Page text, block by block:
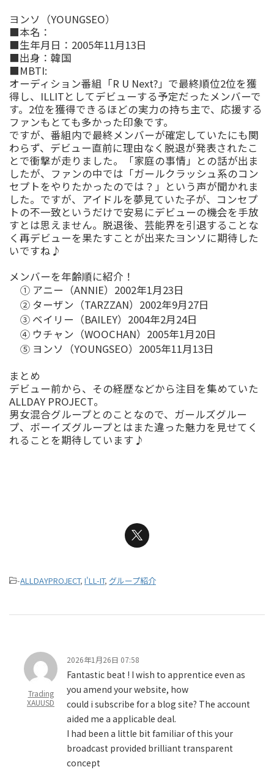
ヨンソ （YOUNGSEO）
■本名：
■生年月日： 2005年11月13日
■出身： 韓国
■MBTI:
オーディション番組「R U Next?」で最終順位2位を獲
得し、 ILLITとしてデビューする予定だったメンバーで
す。 2位を獲得できるほどの実力の持ち主で、応援する
ファンもとても多かった印象です。
ですが、番組内で最終メンバーが確定していたにも関
わらず、デビュー直前に理由なく脱退が発表されたこ
とで衝撃が走りました。「家庭の事情」との話が出ま
したが、ファンの中では「ガールクラッシュ系のコン
セプトをやりたかったのでは？」という声が聞かれま
した。ですが、アイドルを夢見ていた子が、コンセプ
トの不一致というだけで安易にデビューの機会を手放
すとは思えません。脱退後、芸能界を引退することな
く再デビューを果たすことが出来たヨンソに期待した
いですね ♪
メンバーを年齢順に紹介！
① アニー （ANNIE） 2002年1月23日
② ターザン （TARZZAN） 2002年9月27日
③ ベイリー （BAILEY） 2004年2月24日
④ ウチャン （WOOCHAN） 2005年1月20日
⑤ ヨンソ （YOUNGSEO） 2005年11月13日
まとめ
デビュー前から、その経歴などから注目を集めていた
ALLDAY PROJECT。
男女混合グループとのことなので、ガールズグルー
プ、ボーイズグループとはまた違った魅力を見せてく
れることを期待しています ♪
-ALLDAYPROJECT, I'LL-IT, グループ紹介
Trading
XAUUSD
2026年1月26日 07:58
Fantastic beat ! I wish to apprentice even as
you amend your website, how
could i subscribe for a blog site? The account
aided me a applicable deal.
I had been a little bit familiar of this your
broadcast provided brilliant transparent
concept